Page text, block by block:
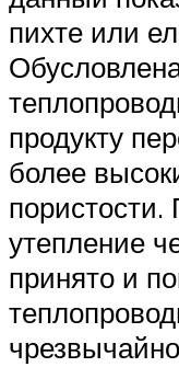
пихте или
продукту
более
пористости.
утепление
принято и